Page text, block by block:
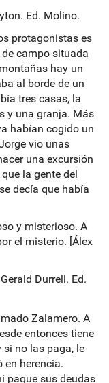
Ed. Molino.
protagonistas es
campo situada
hay un
al borde de un
tres casas, la
y una granja. Más
habían cogido un
vio unas
una excursión
la gente del
decía que había
y misterioso. A
el misterio. [Álex
Durrell. Ed.
Zalamero. A
entonces tiene
si no las paga, le
en herencia.
pague sus deudas